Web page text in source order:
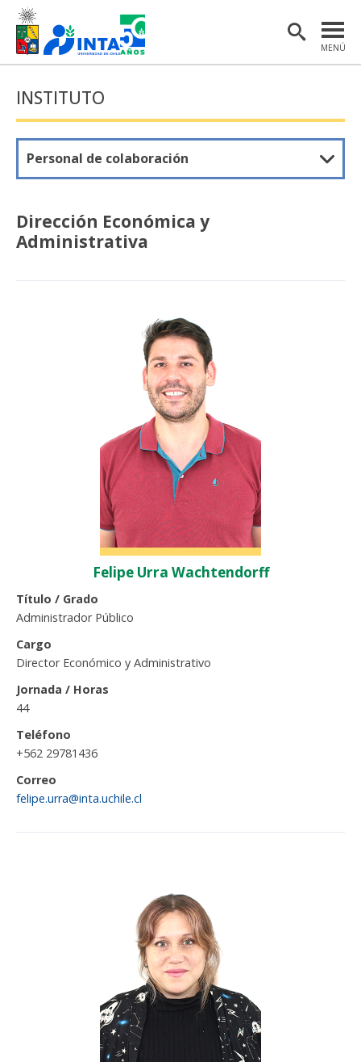
MENÚ
INSTITUTO
INVESTIGACIÓN
EXTENSIÓN Y COMUNICACIONES
MATERIAL DE INTERÉS
ENGLISH
Estudiantes
Académicas/os
Funcionarias/os
INSTITUTO
Personal de colaboración
Dirección Económica y
Administrativa
Felipe Urra Wachtendorff
Título / Grado
Administrador Público
Cargo
Director Económico y Administrativo
Jornada / Horas
44
Teléfono
+562 29781436
Correo
felipe.urra@inta.uchile.cl